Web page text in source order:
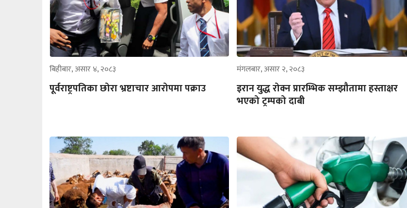
बिहीबार, असार ४, २०८३
पूर्वराष्ट्रपतिका छोरा भ्रष्टाचार आरोपमा पक्राउ
मंगलबार, असार २, २०८३
इरान युद्ध रोक्न प्रारम्भिक सम्झौतामा हस्ताक्षर
भएको ट्रम्पको दाबी